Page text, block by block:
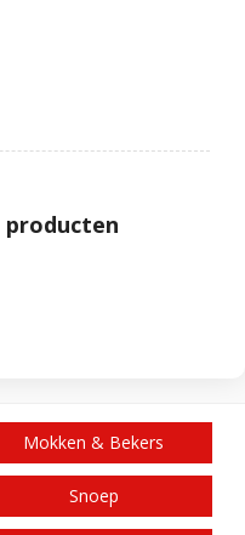
Mokken & Bekers
Snoep